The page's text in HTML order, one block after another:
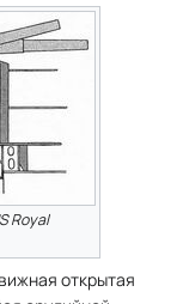
Royal
открытая